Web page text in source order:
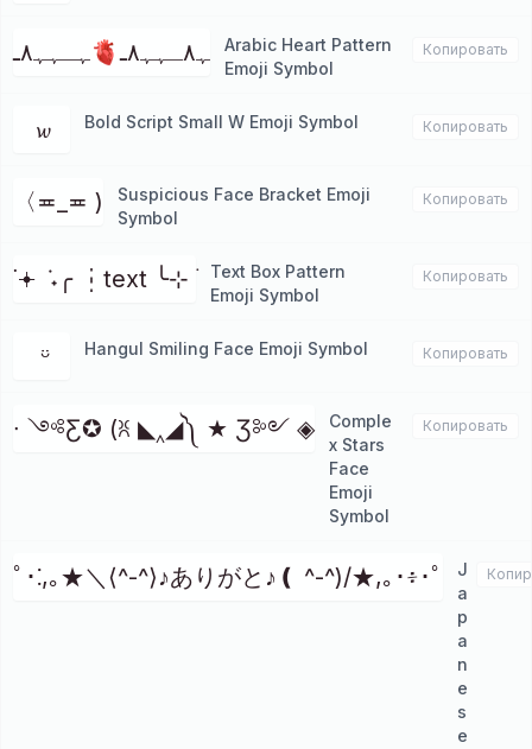
ﮩـﮩﮩ٨ـ🫀ﮩ٨ـﮩﮩ٨ـ
Arabic Heart Pattern
Emoji Symbol
Копировать
𝔀 Bold Script Small W Emoji Symbol Копировать
〈≖_≖ )
Suspicious Face Bracket Emoji
Symbol
Копировать
˙𖥔 ݁ ˖╭ ┆text ╰⊹ ࣪
Text Box Pattern
Emoji Symbol
Копировать
ㅤ ᵕ̈ Hangul Smiling Face Emoji Symbol Копировать
∙ ༺Ƹ✪ (ꐦ ◣‸◢༽ ★ Ʒ༻ ◈
Comple
x Stars
Face
Emoji
Symbol
Копировать
ﾟ･⁚,｡★＼⟨^-^⟩♪ありがと♪❪ ^-^)/★,｡･፥･ﾟ
J
a
p
a
n
e
s
e